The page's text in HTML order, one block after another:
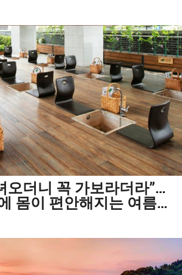
오더니 꼭 가보라더라”…
몸이 편안해지는 여름